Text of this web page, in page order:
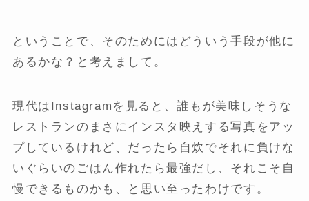
ということで、そのためにはどういう手段が他に
あるかな？と考えまして。
現代はInstagramを見ると、誰もが美味しそうな
レストランのまさにインスタ映えする写真をアッ
プしているけれど、だったら自炊でそれに負けな
いぐらいのごはん作れたら最強だし、それこそ自
慢できるものかも、と思い至ったわけです。